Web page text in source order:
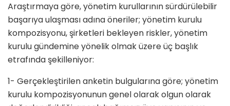
Araştırmaya göre, yönetim kurullarının sürdürülebilir
başarıya ulaşması adına öneriler; yönetim kurulu
kompozisyonu, şirketleri bekleyen riskler, yönetim
kurulu gündemine yönelik olmak üzere üç başlık
etrafında şekilleniyor:
1- Gerçekleştirilen anketin bulgularına göre; yönetim
kurulu kompozisyonunun genel olarak olgun olarak